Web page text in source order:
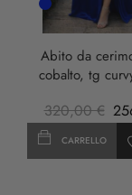
Cobalto
Abito da
cobalto, tg
320,00 €
CARRELLO